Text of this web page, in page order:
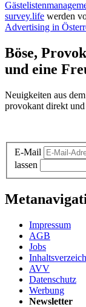
survey.life werden
Advertising in
Böse,
und eine
Neuigkeiten aus
provokant direkt
E-Mail
lassen
Impressum
AGB
Jobs
AVV
Datenschutz
Werbung
Newsletter